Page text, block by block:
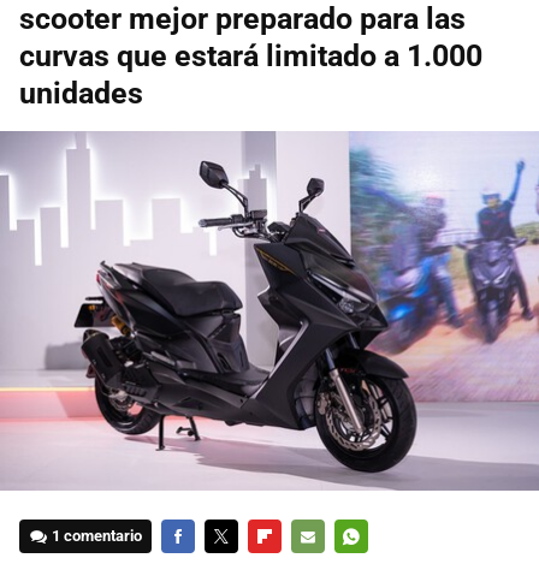
scooter mejor preparado para las
curvas que estará limitado a 1.000
unidades
1 comentario